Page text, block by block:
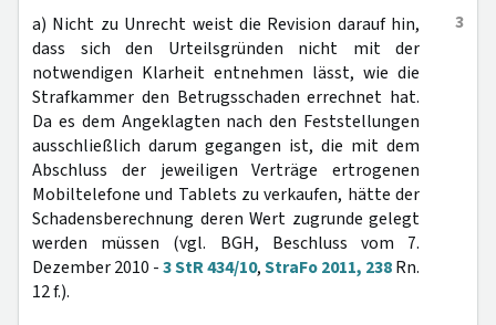
3
a) Nicht zu Unrecht weist die Revision darauf hin,
dass sich den Urteilsgründen nicht mit der
notwendigen Klarheit entnehmen lässt, wie die
Strafkammer den Betrugsschaden errechnet hat.
Da es dem Angeklagten nach den Feststellungen
ausschließlich darum gegangen ist, die mit dem
Abschluss der jeweiligen Verträge ertrogenen
Mobiltelefone und Tablets zu verkaufen, hätte der
Schadensberechnung deren Wert zugrunde gelegt
werden müssen (vgl. BGH, Beschluss vom 7.
Dezember 2010 -3 StR 434/10,StraFo 2011, 238Rn.
12 f.).